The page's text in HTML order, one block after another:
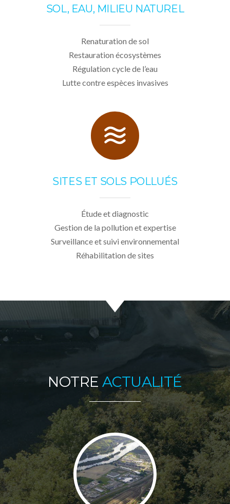
SOL, EAU, MILIEU NATUREL
Renaturation de sol
Restauration écosystèmes
Régulation cycle de l’eau
Lutte contre espèces invasives
SITES ET SOLS POLLUÉS
Étude et diagnostic
Gestion de la pollution et expertise
Surveillance et suivi environnemental
Réhabilitation de sites
NOTRE ACTUALITÉ